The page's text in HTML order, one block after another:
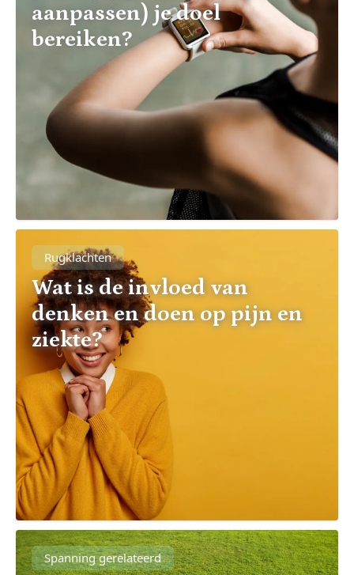
aanpassen) je doel
bereiken?
Rugklachten
Wat is de invloed van
denken en doen op pijn en
ziekte?
Spanning gerelateerd